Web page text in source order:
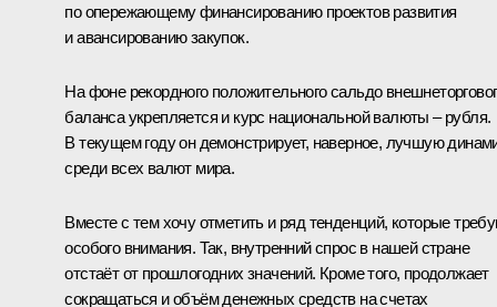
по опережающему финансированию проектов развития
и авансированию закупок.
На фоне рекордного положительного сальдо
баланса укрепляется и курс национальной валюты – рубля.
В текущем году он демонстрирует, наверное, лучшую
среди всех валют мира.
Вместе с тем хочу отметить и ряд тенденций, которые
особого внимания. Так, внутренний спрос в нашей стране
отстаёт от прошлогодних значений. Кроме того, продолжает
сокращаться и объём денежных средств на счетах